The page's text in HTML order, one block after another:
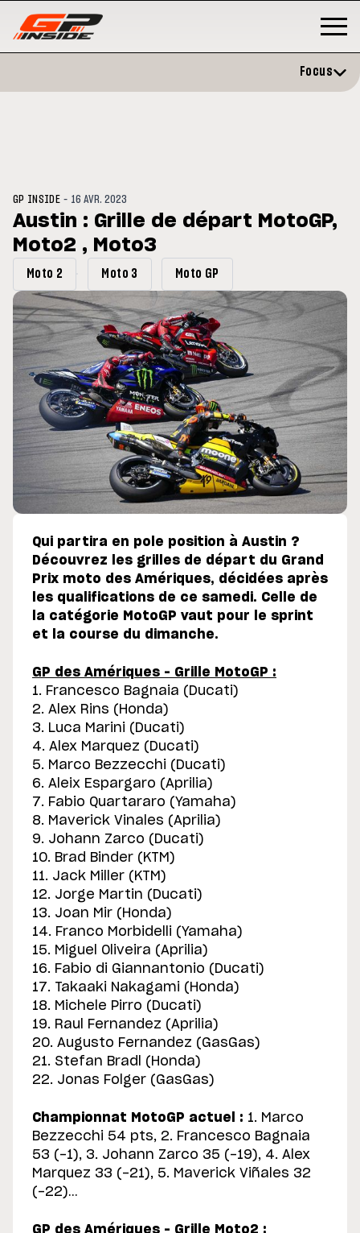
du GP de Grande-
retour en septembre
Focus
GP INSIDE - 16 AVR. 2023
Austin : Grille de départ MotoGP,
Moto2 , Moto3
Moto 2 Moto 3 Moto GP
Qui partira en pole position à Austin ?
Découvrez les grilles de départ du Grand
Prix moto des Amériques, décidées après
les qualifications de ce samedi. Celle de
la catégorie MotoGP vaut pour le sprint
et la course du dimanche.
GP des Amériques – Grille MotoGP :
1. Francesco Bagnaia (Ducati)
2. Alex Rins (Honda)
3. Luca Marini (Ducati)
4. Alex Marquez (Ducati)
5. Marco Bezzecchi (Ducati)
6. Aleix Espargaro (Aprilia)
7. Fabio Quartararo (Yamaha)
8. Maverick Vinales (Aprilia)
9. Johann Zarco (Ducati)
10. Brad Binder (KTM)
11. Jack Miller (KTM)
12. Jorge Martin (Ducati)
13. Joan Mir (Honda)
14. Franco Morbidelli (Yamaha)
15. Miguel Oliveira (Aprilia)
16. Fabio di Giannantonio (Ducati)
17. Takaaki Nakagami (Honda)
18. Michele Pirro (Ducati)
19. Raul Fernandez (Aprilia)
20. Augusto Fernandez (GasGas)
21. Stefan Bradl (Honda)
22. Jonas Folger (GasGas)
Championnat MotoGP actuel : 1. Marco
Bezzecchi 54 pts, 2. Francesco Bagnaia
53 (-1), 3. Johann Zarco 35 (-19), 4. Alex
Marquez 33 (-21), 5. Maverick Viñales 32
(-22)…
GP des Amériques – Grille Moto2 :